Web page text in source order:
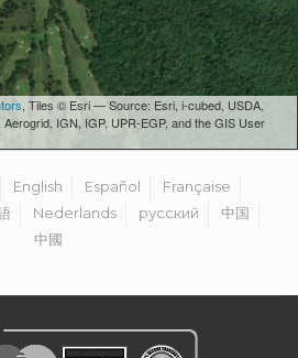
, Tiles © Esri — Source: Esri, i-cubed, USDA,
IGN, IGP, UPR-EGP, and the GIS User
English Español
Française
Nederlands русский
中国
中國